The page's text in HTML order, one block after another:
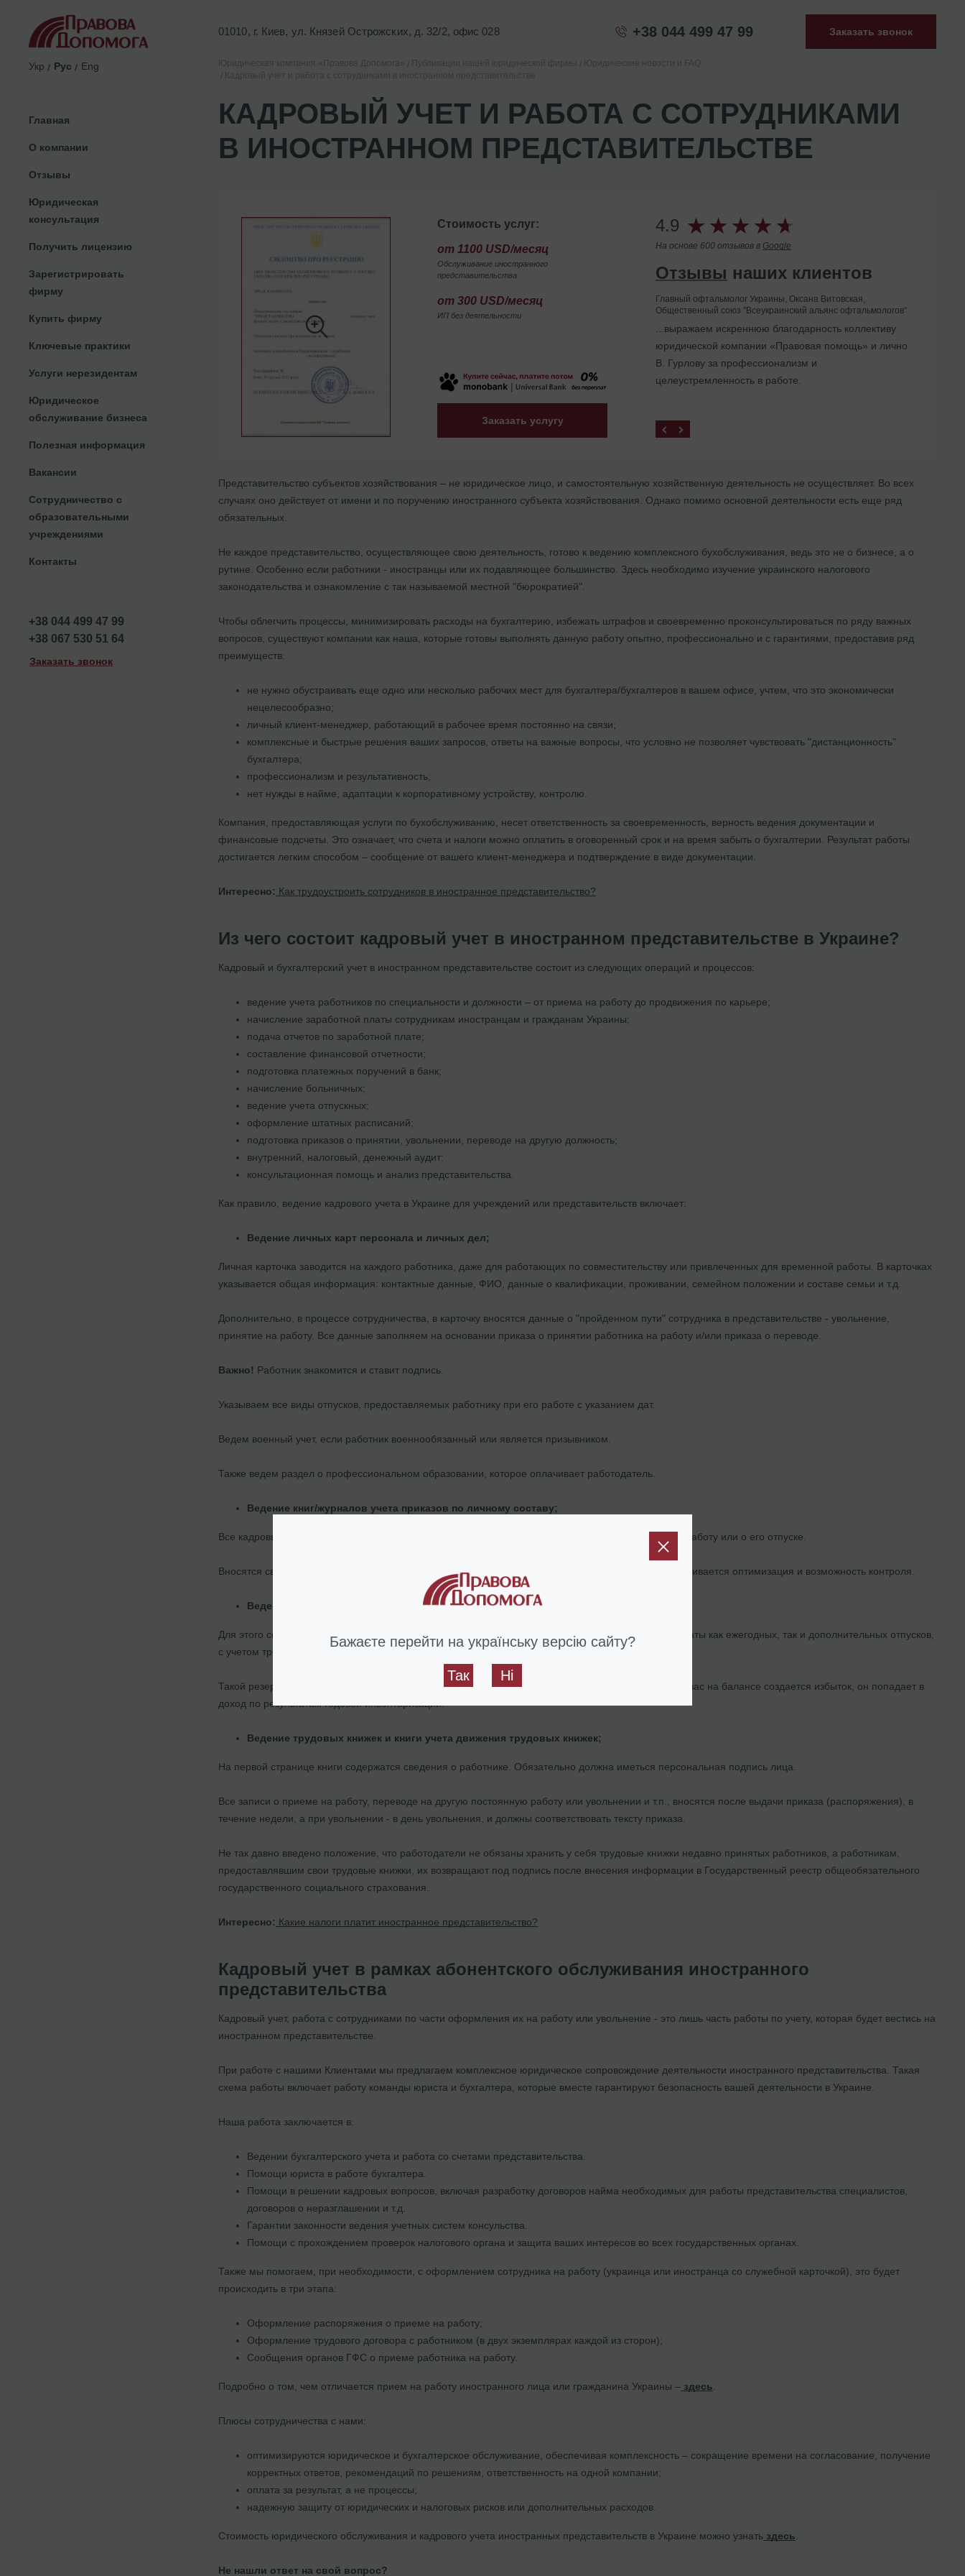
01010, г. Киев, ул. Князей Острожских, д. 32/2, офис 028 +38 044 499 47 99 Заказать звонок
Укр Рус Eng
Главная
О компании
Отзывы
Юридическая
консультация
Получить лицензию
Зарегистрировать
фирму
Купить фирму
Ключевые практики
Услуги нерезидентам
Юридическое
обслуживание бизнеса
Полезная информация
Вакансии
Сотрудничество с
образовательными
учреждениями
Контакты
+38 044 499 47 99
+38 067 530 51 64
Заказать звонок
КАДРОВЫЙ УЧЕТ И РАБОТА С СОТРУДНИКАМИ
В ИНОСТРАННОМ ПРЕДСТАВИТЕЛЬСТВЕ
Стоимость услуг:
от 1100 USD/месяц
Обслуживание иностранного
представительства
от 300 USD/месяц
ИП без деятельности
Заказать услугу
4.9
На основе 600 отзывов в Google
Отзывы наших клиентов
Главный офтальмолог Украины, Оксана Витовская,
Общественный союз "Всеукраинский альянс офтальмологов"
...выражаем искреннюю благодарность коллективу
юридической компании «Правовая помощь» и лично
В. Гурлову за профессионализм и
целеустремленность в работе.
Помогли с ликвидацией иностранного
представительства в Украине
Представительство субъектов хозяйствования – не юридическое лицо, и самостоятельную хозяйственную деятельность не осуществляет. Во всех
случаях оно действует от имени и по поручению иностранного субъекта хозяйствования. Однако помимо основной деятельности есть еще ряд
обязательных.
Не каждое представительство, осуществляющее свою деятельность, готово к ведению комплексного бухобслуживания, ведь это не о бизнесе, а о
рутине. Особенно если работники - иностранцы или их подавляющее большинство. Здесь необходимо изучение украинского налогового
законодательства и ознакомление с так называемой местной "бюрократией".
Чтобы облегчить процессы, минимизировать расходы на бухгалтерию, избежать штрафов и своевременно проконсультироваться по ряду важных
вопросов, существуют компании как наша, которые готовы выполнять данную работу опытно, профессионально и с гарантиями, предоставив ряд
преимуществ:
не нужно обустраивать еще одно или несколько рабочих мест для бухгалтера/бухгалтеров в вашем офисе, учтем, что это экономически
нецелесообразно;
личный клиент-менеджер, работающий в рабочее время постоянно на связи;
комплексные и быстрые решения ваших запросов, ответы на важные вопросы, что условно не позволяет чувствовать "дистанционность"
бухгалтера;
профессионализм и результативность;
нет нужды в найме, адаптации к корпоративному устройству, контролю.
Компания, предоставляющая услуги по бухобслуживанию, несет ответственность за своевременность, верность ведения документации и
финансовые подсчеты. Это означает, что счета и налоги можно оплатить в оговоренный срок и на время забыть о бухгалтерии. Результат работы
достигается легким способом – сообщение от вашего клиент-менеджера и подтверждение в виде документации.
Интересно: Как трудоустроить сотрудников в иностранное представительство?
Из чего состоит кадровый учет в иностранном представительстве в Украине?
Кадровый и бухгалтерский учет в иностранном представительстве состоит из следующих операций и процессов:
ведение учета работников по специальности и должности – от приема на работу до продвижения по карьере;
начисление заработной платы сотрудникам иностранцам и гражданам Украины;
подача отчетов по заработной плате;
составление финансовой отчетности;
подготовка платежных поручений в банк;
начисление больничных;
ведение учета отпускных;
оформление штатных расписаний;
подготовка приказов о принятии, увольнении, переводе на другую должность;
внутренний, налоговый, денежный аудит;
консультационная помощь и анализ представительства.
Как правило, ведение кадрового учета в Украине для учреждений или представительств включает:
Ведение личных карт персонала и личных дел;
Личная карточка заводится на каждого работника, даже для работающих по совместительству или привлеченных для временной работы. В карточках
указывается общая информация: контактные данные, ФИО, данные о квалификации, проживании, семейном положении и составе семьи и т.д.
Дополнительно, в процессе сотрудничества, в карточку вносятся данные о "пройденном пути" сотрудника в представительстве - увольнение,
принятие на работу. Все данные заполняем на основании приказа о принятии работника на работу и/или приказа о переводе.
Важно! Работник знакомится и ставит подпись.
Указываем все виды отпусков, предоставляемых работнику при его работе с указанием дат.
Ведем военный учет, если работник военнообязанный или является призывником.
Также ведем раздел о профессиональном образовании, которое оплачивает работодатель.
Ведение книг/журналов учета приказов по личному составу;
Все кадровые приказы должны регистрироваться, и не важно, речь идет о принятии работника на работу или о его отпуске.
Вносятся сведения о дате, номере приказа, содержании локального акта. Соответственно, обеспечивается оптимизация и возможность контроля.
Ведение учета остатков отпусков персонала;
Для этого создают так называемый резерв отпусков – это сумма, запланированная на год, для оплаты как ежегодных, так и дополнительных отпусков,
с учетом требований законодательства.
Такой резерв нужно создать раз в год. Если не все работники используют свое право на отпуск и у вас на балансе создается избыток, он попадает в
доход по результатам годовой инвентаризации.
Ведение трудовых книжек и книги учета движения трудовых книжек;
На первой странице книги содержатся сведения о работнике. Обязательно должна иметься персональная подпись лица.
Все записи о приеме на работу, переводе на другую постоянную работу или увольнении и т.п., вносятся после выдачи приказа (распоряжения), в
течение недели, а при увольнении - в день увольнения, и должны соответствовать тексту приказа.
Не так давно введено положение, что работодатели не обязаны хранить у себя трудовые книжки недавно принятых работников, а работникам,
предоставлявшим свои трудовые книжки, их возвращают под подпись после внесения информации в Государственный реестр общеобязательного
государственного социального страхования.
Интересно: Какие налоги платит иностранное представительство?
Кадровый учет в рамках абонентского обслуживания иностранного
представительства
Кадровый учет, работа с сотрудниками по части оформления их на работу или увольнение - это лишь часть работы по учету, которая будет вестись на
иностранном представительстве.
При работе с нашими Клиентами мы предлагаем комплексное юридическое сопровождение деятельности иностранного представительства. Такая
схема работы включает работу команды юриста и бухгалтера, которые вместе гарантируют безопасность вашей деятельности в Украине.
Наша работа заключается в:
Ведении бухгалтерского учета и работа со счетами представительства.
Помощи юриста в работе бухгалтера.
Помощи в решении кадровых вопросов, включая разработку договоров найма необходимых для работы представительства специалистов,
договоров о неразглашении и т.д.
Гарантии законности ведения учетных систем консульства.
Помощи с прохождением проверок налогового органа и защита ваших интересов во всех государственных органах.
Также мы помогаем, при необходимости, с оформлением сотрудника на работу (украинца или иностранца со служебной карточкой), это будет
происходить в три этапа:
Оформление распоряжения о приеме на работу;
Оформление трудового договора с работником (в двух экземплярах каждой из сторон);
Сообщения органов ГФС о приеме работника на работу.
Подробно о том, чем отличается прием на работу иностранного лица или гражданина Украины – здесь
Плюсы сотрудничества с нами:
оптимизируются юридическое и бухгалтерское обслуживание, обеспечивая комплексность – сокращение времени на согласование, получение
корректных ответов, рекомендаций по решениям, ответственность на одной компании;
оплата за результат, а не процессы;
надежную защиту от юридических и налоговых рисков или дополнительных расходов.
Стоимость юридического обслуживания и кадрового учета иностранных представительств в Украине можно узнать здесь
Не нашли ответ на свой вопрос?
Бажаєте перейти на українську версію сайту?
Так Ні